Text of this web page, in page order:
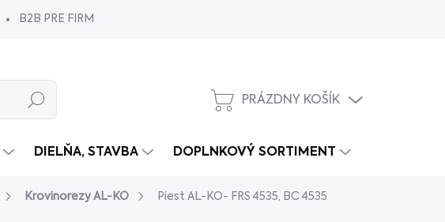
B2B PRE FIRMY
Hľadať
NÁKUPNÝ
PRÁZDNY KOŠÍK
DIELŇA, STAVBA DOPLNKOVÝ SORTIMENT
Krovinorezy AL-KO Piest AL-KO- FRS 4535, BC 4535